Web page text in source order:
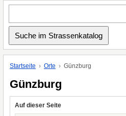
Startseite Orte Günzburg
Günzburg
Auf dieser Seite